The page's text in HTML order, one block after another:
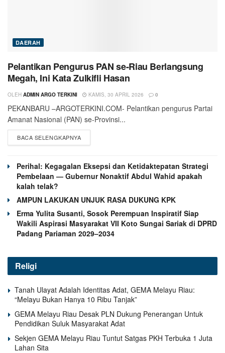
DAERAH
Pelantikan Pengurus PAN se-Riau Berlangsung
Megah, Ini Kata Zulkifli Hasan
OLEH ADMIN ARGO TERKINI KAMIS, 30 APRIL 2026 0
PEKANBARU –ARGOTERKINI.COM- Pelantikan pengurus Partai
Amanat Nasional (PAN) se-Provinsi...
BACA SELENGKAPNYA
Perihal: Kegagalan Eksepsi dan Ketidaktepatan Strategi
Pembelaan — Gubernur Nonaktif Abdul Wahid apakah
kalah telak?
AMPUN LAKUKAN UNJUK RASA DUKUNG KPK
Erma Yulita Susanti, Sosok Perempuan Inspiratif Siap
Wakili Aspirasi Masyarakat VII Koto Sungai Sariak di DPRD
Padang Pariaman 2029–2034
Religi
Tanah Ulayat Adalah Identitas Adat, GEMA Melayu Riau:
“Melayu Bukan Hanya 10 Ribu Tanjak”
GEMA Melayu Riau Desak PLN Dukung Penerangan Untuk
Pendidikan Suluk Masyarakat Adat
Sekjen GEMA Melayu Riau Tuntut Satgas PKH Terbuka 1 Juta
Lahan Sita